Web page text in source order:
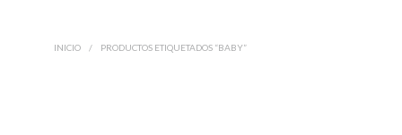
INICIO / PRODUCTOS ETIQUETADOS “BABY”